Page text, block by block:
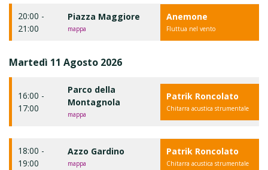
20:00 -
21:00
Piazza Maggiore
mappa
Anemone
Fluttua nel vento
Martedì 11 Agosto 2026
16:00 -
17:00
Parco della
Montagnola
mappa
Patrik Roncolato
Chitarra acustica strumentale
18:00 -
19:00
Azzo Gardino
mappa
Patrik Roncolato
Chitarra acustica strumentale